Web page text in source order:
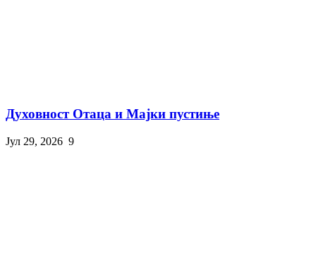
Духовност Отаца и Мајки пустиње
Јул 29, 2026 9